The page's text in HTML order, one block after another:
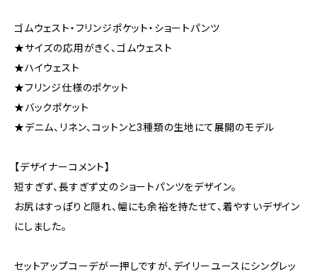
ゴムウェスト・フリンジポケット・ショートパンツ
★サイズの応用がきく、ゴムウェスト
★ハイウェスト
★フリンジ仕様のポケット
★バックポケット
★デニム、リネン、コットンと3種類の生地にて展開のモデル
【デザイナーコメント】
短すぎず、長すぎず丈のショートパンツをデザイン。
お尻はすっぽりと隠れ、幅にも余裕を持たせて、着やすいデザイン
にしました。
セットアップコーデが一押しですが、デイリーユースにシングレッ